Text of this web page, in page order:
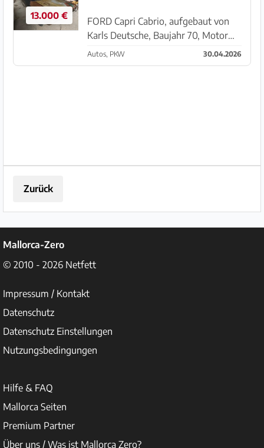
Pollenca....
13.000 €
FORD Capri Cabrio, aufgebaut von
Karls Deutsche, Baujahr 70, Motor
2,3 V6. Es wurden etwa 40
Fahrzeuge gebaut; derzeit sind nur 2
Autos, PKW 30.04.2026
Zurück
Mallorca-Zero
© 2010 - 2026 Netfett
Impressum / Kontakt
Datenschutz
Datenschutz Einstellungen
Nutzungsbedingungen
Hilfe & FAQ
Mallorca Seiten
Premium Partner
Über uns / Was ist Mallorca Zero?